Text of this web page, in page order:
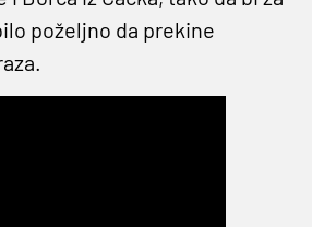
poželjno da prekine